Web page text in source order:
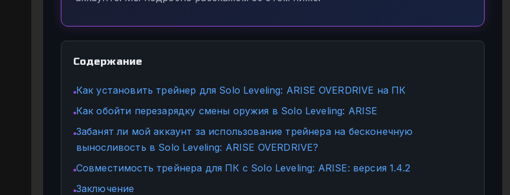
Содержание
●Как установить трейнер для Solo Leveling: ARISE OVERDRIVE на ПК
●Как обойти перезарядку смены оружия в Solo Leveling: ARISE
●Забанят ли мой аккаунт за использование трейнера на бесконечную
выносливость в Solo Leveling: ARISE OVERDRIVE?
●Совместимость трейнера для ПК с Solo Leveling: ARISE: версия 1.4.2
●Заключение